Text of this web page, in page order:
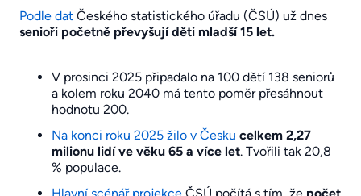
Podle dat Českého statistického úřadu (ČSÚ) už dnes
senioři početně převyšují děti mladší 15 let.
V prosinci 2025 připadalo na 100 dětí 138 seniorů
a kolem roku 2040 má tento poměr přesáhnout
hodnotu 200.
Na konci roku 2025 žilo v Česku celkem 2,27
milionu lidí ve věku 65 a více let. Tvořili tak 20,8
% populace.